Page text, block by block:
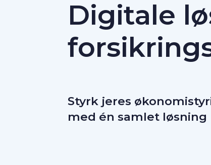
Digitale
Styrk jeres
med én samlet løsning